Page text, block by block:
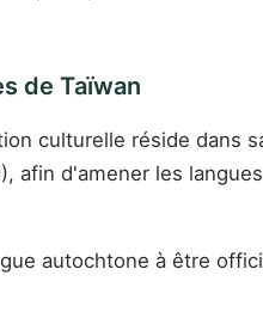
de Taïwan
culturelle réside dans
afin d'amener les
autochtone à être